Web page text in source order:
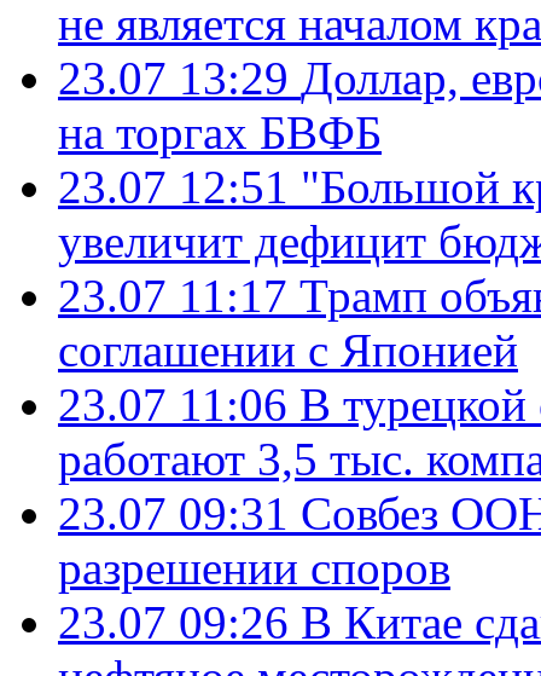
не является началом
23.07 13:29 Доллар,
на торгах БВФБ
23.07 12:51 "Большой
увеличит дефицит
23.07 11:17 Трамп
соглашении с Японией
23.07 11:06 В
работают 3,5 тыс.
23.07 09:31 Совбез
разрешении споров
23.07 09:26 В Китае